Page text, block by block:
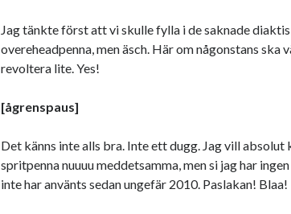
Jag tänkte först att vi skulle fylla i de saknade
overeheadpenna, men äsch. Här om någonstans ska
revoltera lite. Yes!
[ågrenspaus]
Det känns inte alls bra. Inte ett dugg. Jag vill
spritpenna nuuuu meddetsamma, men si jag har
inte har använts sedan ungefär 2010. Paslakan!